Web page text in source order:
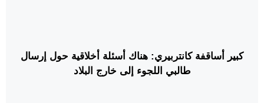
كبير أساقفة كانتربيري: هناك أسئلة أخلاقية حول إرسال
طالبي اللجوء إلى خارج البلاد